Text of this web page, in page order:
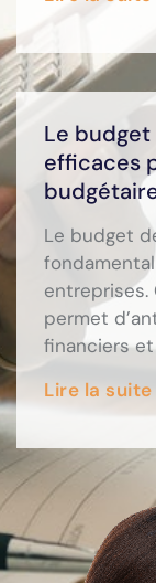
Le
efficaces
Le budget
permet
financiers et
Lire la suite